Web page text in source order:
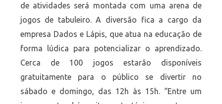
de atividades será montada com uma arena de
jogos de tabuleiro. A diversão fica a cargo da
empresa Dados e Lápis, que atua na educação de
forma lúdica para potencializar o aprendizado.
Cerca de 100 jogos estarão disponíveis
gratuitamente para o público se divertir no
sábado e domingo, das 12h às 15h. “Entre um